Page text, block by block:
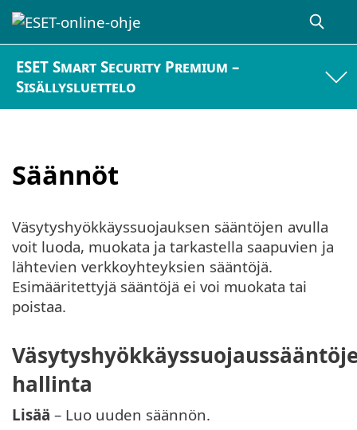
ESET Smart Security Premium –
Sisällysluettelo
Säännöt
Väsytyshyökkäyssuojauksen sääntöjen avulla
voit luoda, muokata ja tarkastella saapuvien ja
lähtevien verkkoyhteyksien sääntöjä.
Esimääritettyjä sääntöjä ei voi muokata tai
poistaa.
hallinta
Lisää – Luo uuden säännön.